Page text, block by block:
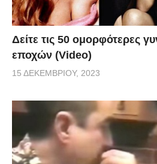
Δείτε τις 50 ομορφότερες
εποχών (Video)
15 ΔΕΚΕΜΒΡΊΟΥ, 2023